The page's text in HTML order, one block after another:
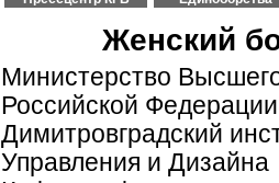
Женский
Министерство
Российской Федерации
Димитровградский
Управления и Дизайна